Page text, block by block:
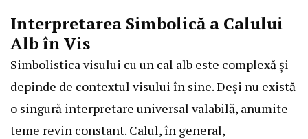
Interpretarea Simbolică a Calului
Alb în Vis
Simbolistica visului cu un cal alb este complexă și
depinde de contextul visului în sine. Deși nu există
o singură interpretare universal valabilă, anumite
teme revin constant. Calul, în general,